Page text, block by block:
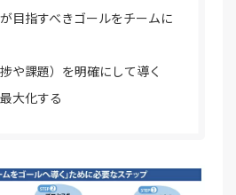
目指すべきゴールをチームに
や課題）を明確にして導く
大化する